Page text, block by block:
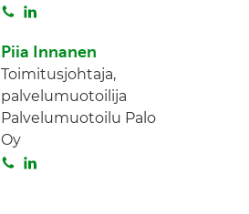
S
i
t
a
n
k
e
d
Piia Innanen
Toimitusjohtaja,
palvelumuotoilija
Palvelumuotoilu Palo
Oy
S